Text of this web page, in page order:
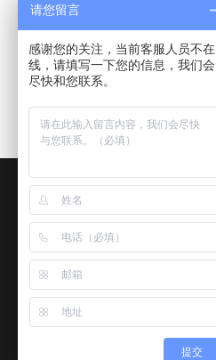
版权所有 © 2026 上海湘杰仪器
备案号：
请您留言
感谢您的关注，当前客服人员不在
线，请填写一下您的信息，我们会
尽快和您联系。
提交